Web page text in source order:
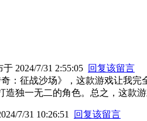
于 2024/7/31 2:55:05 回复该留言
：征战沙场》，这款游戏让我
造独一无二的角色。总之，这款
7/31 10:26:51
回复该留言